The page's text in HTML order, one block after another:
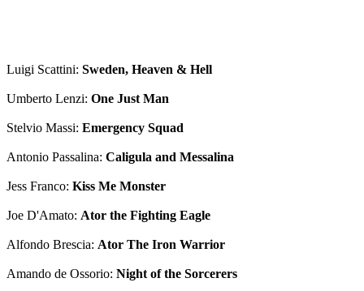
Luigi Scattini: Sweden, Heaven & Hell
Umberto Lenzi: One Just Man
Stelvio Massi: Emergency Squad
Antonio Passalina: Caligula and Messalina
Jess Franco: Kiss Me Monster
Joe D'Amato: Ator the Fighting Eagle
Alfondo Brescia: Ator The Iron Warrior
Amando de Ossorio: Night of the Sorcerers